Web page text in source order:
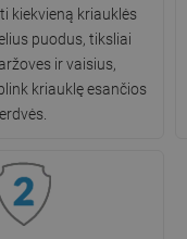
kiekvieną kriauklės
puodus, tiksliai
ir vaisius,
kriauklę esančios
erdvės.